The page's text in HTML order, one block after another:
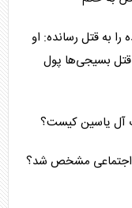
را به قتل رسانده: او
بسیجی‌ها پول
آل یاسین کیست؟
اجتماعی مشخص شد؟